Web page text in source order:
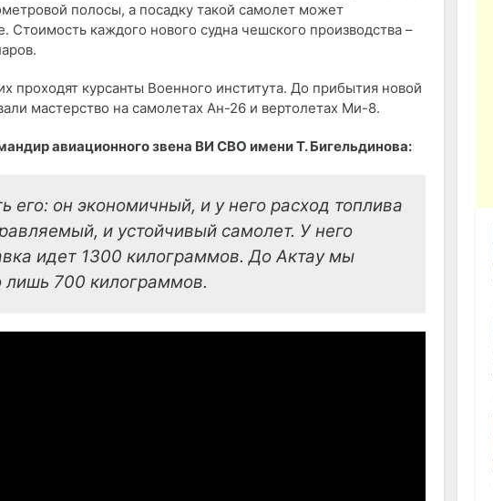
полосы, а посадку такой самолет может
Стоимость каждого нового судна чешского производства –
проходят курсанты Военного института. До прибытия новой
мастерство на самолетах Ан-26 и вертолетах Ми-8.
авиационного звена ВИ СВО имени Т. Бигельдинова:
его: он экономичный, и у него расход топлива
и устойчивый самолет. У него
идет 1300 килограммов. До Актау мы
лишь 700 килограммов.